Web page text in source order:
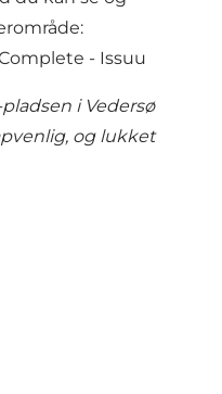
- Issuu
i Vedersø
og lukket